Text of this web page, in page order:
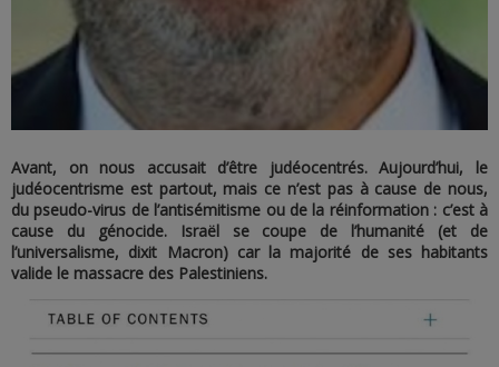
Avant, on nous accusait d’être judéocentrés. Aujourd’hui, le
judéocentrisme est partout, mais ce n’est pas à cause de nous,
du pseudo-virus de l’antisémitisme ou de la réinformation : c’est à
cause du génocide. Israël se coupe de l’humanité (et de
l’universalisme, dixit Macron) car la majorité de ses habitants
valide le massacre des Palestiniens.